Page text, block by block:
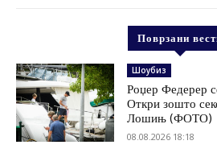
Поврзани
Шоубиз
Роџер Федерер
Откри зошто
Лошињ (ФОТО)
08.08.2026 18:18